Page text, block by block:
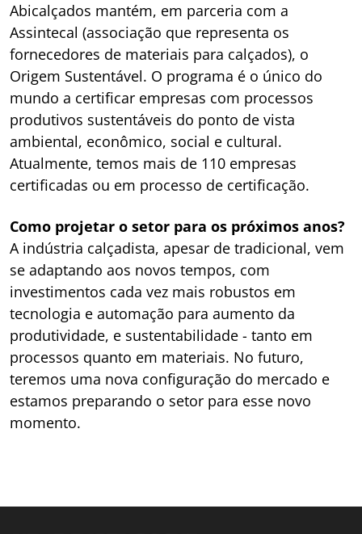
Abicalçados mantém, em parceria com a
Assintecal (associação que representa os
fornecedores de materiais para calçados), o
Origem Sustentável. O programa é o único do
mundo a certificar empresas com processos
produtivos sustentáveis do ponto de vista
ambiental, econômico, social e cultural.
Atualmente, temos mais de 110 empresas
certificadas ou em processo de certificação.
Como projetar o setor para os próximos anos?
A indústria calçadista, apesar de tradicional, vem
se adaptando aos novos tempos, com
investimentos cada vez mais robustos em
tecnologia e automação para aumento da
produtividade, e sustentabilidade - tanto em
processos quanto em materiais. No futuro,
teremos uma nova configuração do mercado e
estamos preparando o setor para esse novo
momento.